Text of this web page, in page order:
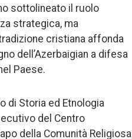
sottolineato il ruolo
strategica, ma
cristiana affonda
dell’Azerbaigian a difesa
Paese.
di Storia ed Etnologia
del Centro
della Comunità Religiosa